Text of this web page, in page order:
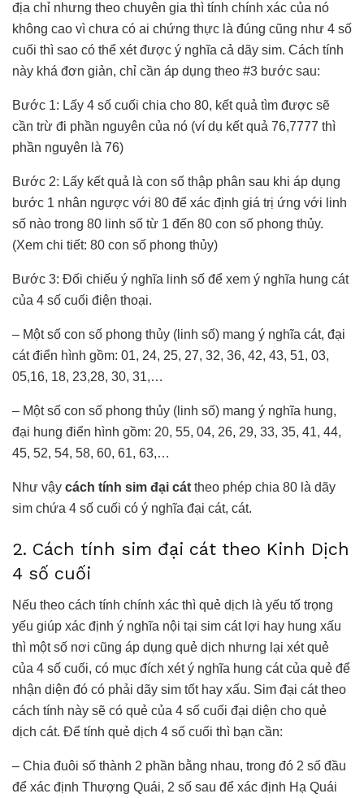
địa chỉ nhưng theo chuyên gia thì tính chính xác của nó
không cao vì chưa có ai chứng thực là đúng cũng như 4 số
cuối thì sao có thể xét được ý nghĩa cả dãy sim. Cách tính
này khá đơn giản, chỉ cần áp dụng theo #3 bước sau:
Bước 1: Lấy 4 số cuối chia cho 80, kết quả tìm được sẽ
cần trừ đi phần nguyên của nó (ví dụ kết quả 76,7777 thì
phần nguyên là 76)
Bước 2: Lấy kết quả là con số thập phân sau khi áp dụng
bước 1 nhân ngược với 80 để xác định giá trị ứng với linh
số nào trong 80 linh số từ 1 đến 80 con số phong thủy.
(Xem chi tiết: 80 con số phong thủy)
Bước 3: Đối chiếu ý nghĩa linh số để xem ý nghĩa hung cát
của 4 số cuối điện thoại.
– Một số con số phong thủy (linh số) mang ý nghĩa cát, đại
cát điển hình gồm: 01, 24, 25, 27, 32, 36, 42, 43, 51, 03,
05,16, 18, 23,28, 30, 31,…
– Một số con số phong thủy (linh số) mang ý nghĩa hung,
đại hung điển hình gồm: 20, 55, 04, 26, 29, 33, 35, 41, 44,
45, 52, 54, 58, 60, 61, 63,…
Như vậy cách tính sim đại cát theo phép chia 80 là dãy
sim chứa 4 số cuối có ý nghĩa đại cát, cát.
2. Cách tính sim đại cát theo Kinh Dịch
4 số cuối
Nếu theo cách tính chính xác thì quẻ dịch là yếu tố trọng
yếu giúp xác định ý nghĩa nội tại sim cát lợi hay hung xấu
thì một số nơi cũng áp dụng quẻ dịch nhưng lại xét quẻ
của 4 số cuối, có mục đích xét ý nghĩa hung cát của quẻ để
nhận diện đó có phải dãy sim tốt hay xấu. Sim đại cát theo
cách tính này sẽ có quẻ của 4 số cuối đại diện cho quẻ
dịch cát. Để tính quẻ dịch 4 số cuối thì bạn cần:
– Chia đuôi số thành 2 phần bằng nhau, trong đó 2 số đầu
để xác định Thượng Quái, 2 số sau để xác định Hạ Quái